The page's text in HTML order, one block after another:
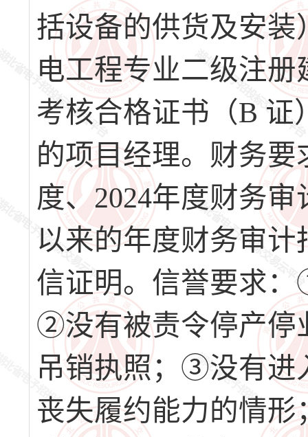
括设备的供货及安
电工程专业二级注
考核合格证书（B 证
的项目经理。财务要
度、2024年度财务
以来的年度财务审
信证明。信誉要求
②没有被责令停产停
吊销执照；③没有进
丧失履约能力的情